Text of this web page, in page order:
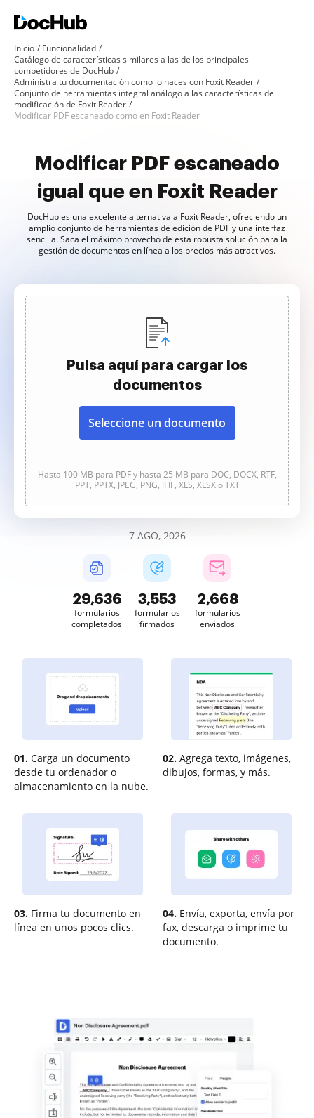
Inicio
Funcionalidad
Catálogo de características similares a las de los principales
competidores de DocHub
Administra tu documentación como lo haces con Foxit Reader
Conjunto de herramientas integral análogo a las características de
modificación de Foxit Reader
Modificar PDF escaneado como en Foxit Reader
Modificar PDF escaneado
igual que en Foxit Reader
DocHub es una excelente alternativa a Foxit Reader, ofreciendo un
amplio conjunto de herramientas de edición de PDF y una interfaz
sencilla. Saca el máximo provecho de esta robusta solución para la
gestión de documentos en línea a los precios más atractivos.
Pulsa aquí para cargar los
documentos
Seleccione un documento
Hasta 100 MB para PDF y hasta 25 MB para DOC, DOCX, RTF,
PPT, PPTX, JPEG, PNG, JFIF, XLS, XLSX o TXT
7 AGO, 2026
29,637
formularios
completados
3,553
formularios
firmados
2,668
formularios
enviados
01. Carga un documento
desde tu ordenador o
almacenamiento en la nube.
02. Agrega texto, imágenes,
dibujos, formas, y más.
03. Firma tu documento en
línea en unos pocos clics.
04. Envía, exporta, envía por
fax, descarga o imprime tu
documento.